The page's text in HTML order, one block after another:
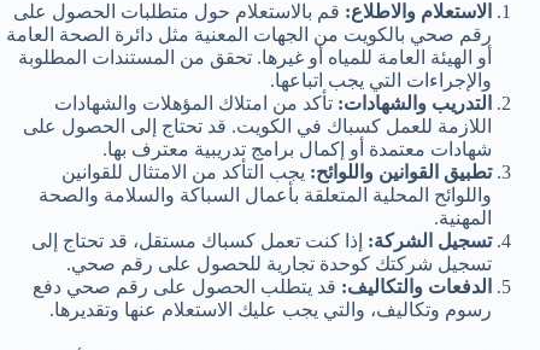
الاستعلام والاطلاع: قم بالاستعلام حول متطلبات الحصول على
رقم صحي بالكويت من الجهات المعنية مثل دائرة الصحة العامة
أو الهيئة العامة للمياه أو غيرها. تحقق من المستندات المطلوبة
والإجراءات التي يجب اتباعها.
التدريب والشهادات: تأكد من امتلاك المؤهلات والشهادات
اللازمة للعمل كسباك في الكويت. قد تحتاج إلى الحصول على
شهادات معتمدة أو إكمال برامج تدريبية معترف بها.
تطبيق القوانين واللوائح: يجب التأكد من الامتثال للقوانين
واللوائح المحلية المتعلقة بأعمال السباكة والسلامة والصحة
المهنية.
تسجيل الشركة: إذا كنت تعمل كسباك مستقل، قد تحتاج إلى
تسجيل شركتك كوحدة تجارية للحصول على رقم صحي.
الدفعات والتكاليف: قد يتطلب الحصول على رقم صحي دفع
رسوم وتكاليف، والتي يجب عليك الاستعلام عنها وتقديرها.